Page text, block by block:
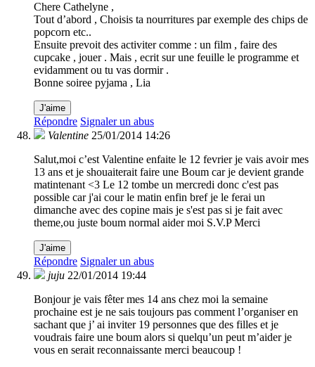
Chere Cathelyne ,
Tout d’abord , Choisis ta nourritures par exemple des chips de
popcorn etc..
Ensuite prevoit des activiter comme : un film , faire des
cupcake , jouer . Mais , ecrit sur une feuille le programme et
evidamment ou tu vas dormir .
Bonne soiree pyjama , Lia
J'aime
Répondre Signaler un abus
Valentine 25/01/2014 14:26
Salut,moi c’est Valentine enfaite le 12 fevrier je vais avoir mes
13 ans et je shouaiterait faire une Boum car je devient grande
matintenant <3 Le 12 tombe un mercredi donc c'est pas
possible car j'ai cour le matin enfin bref je le ferai un
dimanche avec des copine mais je s'est pas si je fait avec
theme,ou juste boum normal aider moi S.V.P Merci
J'aime
Répondre Signaler un abus
juju 22/01/2014 19:44
Bonjour je vais fêter mes 14 ans chez moi la semaine
prochaine est je ne sais toujours pas comment l’organiser en
sachant que j’ ai inviter 19 personnes que des filles et je
voudrais faire une boum alors si quelqu’un peut m’aider je
vous en serait reconnaissante merci beaucoup !